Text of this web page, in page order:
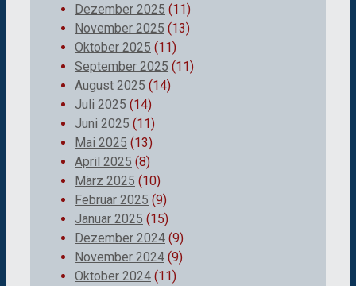
Dezember 2025 (11)
November 2025 (13)
Oktober 2025 (11)
September 2025 (11)
August 2025 (14)
Juli 2025 (14)
Juni 2025 (11)
Mai 2025 (13)
April 2025 (8)
März 2025 (10)
Februar 2025 (9)
Januar 2025 (15)
Dezember 2024 (9)
November 2024 (9)
Oktober 2024 (11)